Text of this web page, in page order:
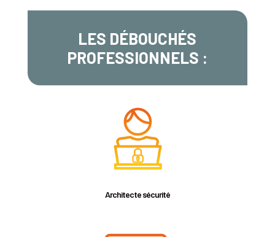
LES DÉBOUCHÉS
PROFESSIONNELS :
Architecte sécurité